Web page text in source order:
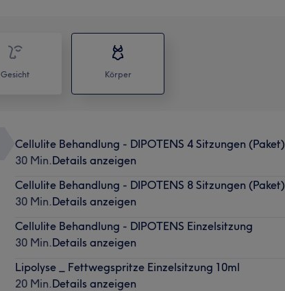
Gesicht Körper
Cellulite Behandlung - DIPOTENS 4 Sitzungen (Paket)
30 Min.Details anzeigen
Cellulite Behandlung - DIPOTENS 8 Sitzungen (Paket)
30 Min.Details anzeigen
Cellulite Behandlung - DIPOTENS Einzelsitzung
30 Min.Details anzeigen
Lipolyse _ Fettwegspritze Einzelsitzung 10ml
20 Min.Details anzeigen